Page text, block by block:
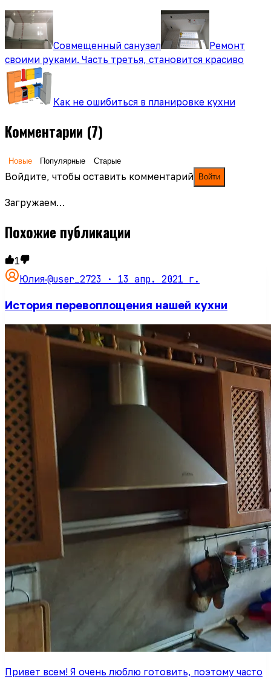
Совмещенный санузел
Ремонт
своими руками. Часть третья, становится красиво
Как не ошибиться в планировке кухни
Комментарии (7)
Новые Популярные Старые
Войдите, чтобы оставить комментарий Войти
Загружаем…
Похожие публикации
1
Юлия·@user_2723 · 13 апр. 2021 г.
История перевоплощения нашей кухни
Привет всем! Я очень люблю готовить, поэтому часто